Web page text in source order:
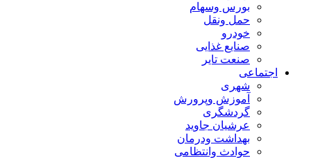
بورس وسهام
حمل ونقل
خودرو
صنایع غذایی
صنعت تایر
اجتماعی
شهری
آموزش وپرورش
گردشگری
عرشیان جاوید
بهداشت ودرمان
حوادث وانتظامی